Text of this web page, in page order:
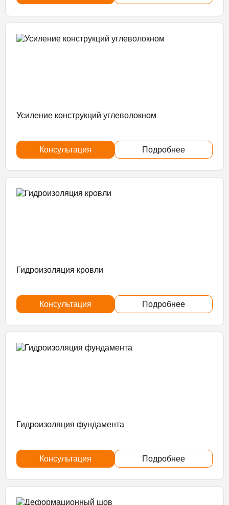
Усиление конструкций углеволокном
Консультация Подробнее
Гидроизоляция кровли
Консультация Подробнее
Гидроизоляция фундамента
Консультация Подробнее